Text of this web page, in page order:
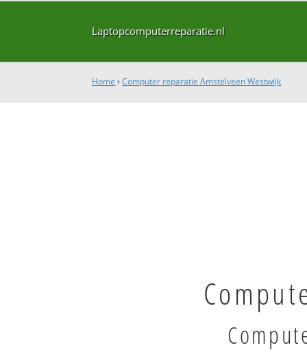
Laptopcomputerreparatie.nl
Home ›Computer reparatie Amstelveen Westwijk